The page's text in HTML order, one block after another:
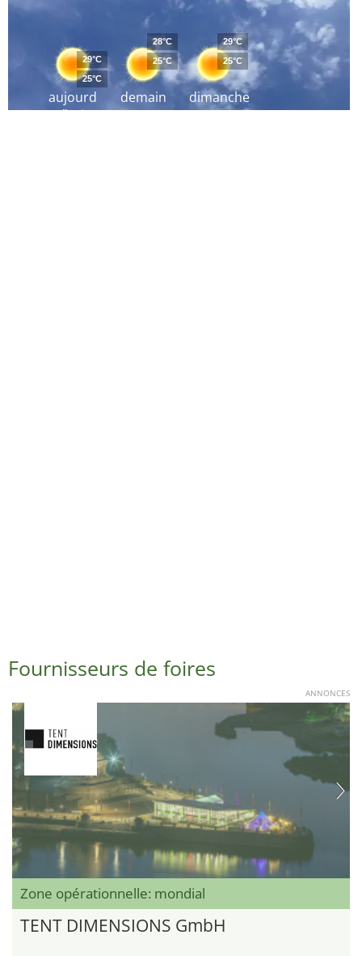
aujourd
´hui
29°C
25°C
demain
28°C
25°C
dimanche
29°C
25°C
Fournisseurs de foires
ANNONCES
Zone opérationnelle: mondial
TENT DIMENSIONS GmbH